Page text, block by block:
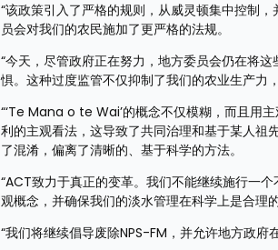
“该政策引入了严格的规则，从威灵顿集中控制
员会对我们的农民施加了更严格的法规。
“今天，尽管政府正在努力，地方委员会仍在将
惧。这种过度监管不仅抑制了我们的农业生产力
“‘Te Mana o te Wai’的概念不仅模糊，而且用
利的主观看法，这导致了共同治理和基于某人祖
了混淆，偏离了清晰的、基于科学的方法。
“ACT致力于真正的变革。我们不能继续施行一
观概念，并确保我们的淡水管理在科学上是合理
“我们将继续倡导废除NPS-FM，并允许地方政府